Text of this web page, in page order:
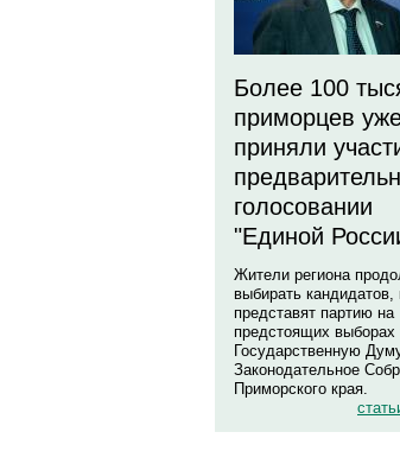
Более 100
приморцев
приняли
голосовании
"Единой
Жители региона
выбирать кандидатов,
представят партию на
предстоящих выборах
Государственную
Законодательное
Приморского края.